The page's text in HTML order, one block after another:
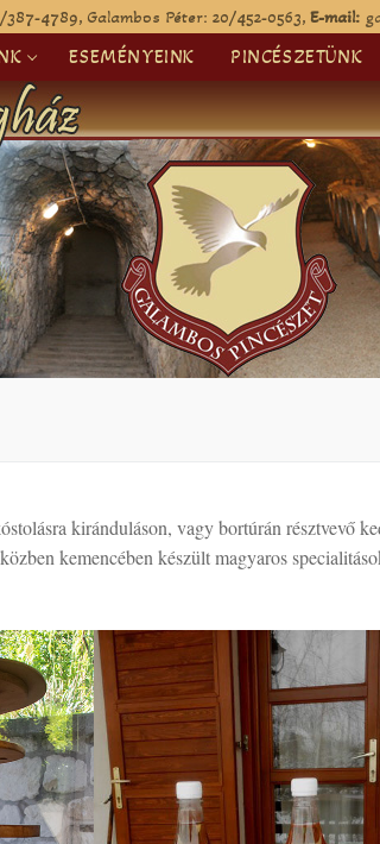
4789, Galambos Péter: 20/452-0563, E-mail:
ESEMÉNYEINK PINCÉSZETÜNK
kiránduláson, vagy bortúrán résztvevő
kemencében készült magyaros